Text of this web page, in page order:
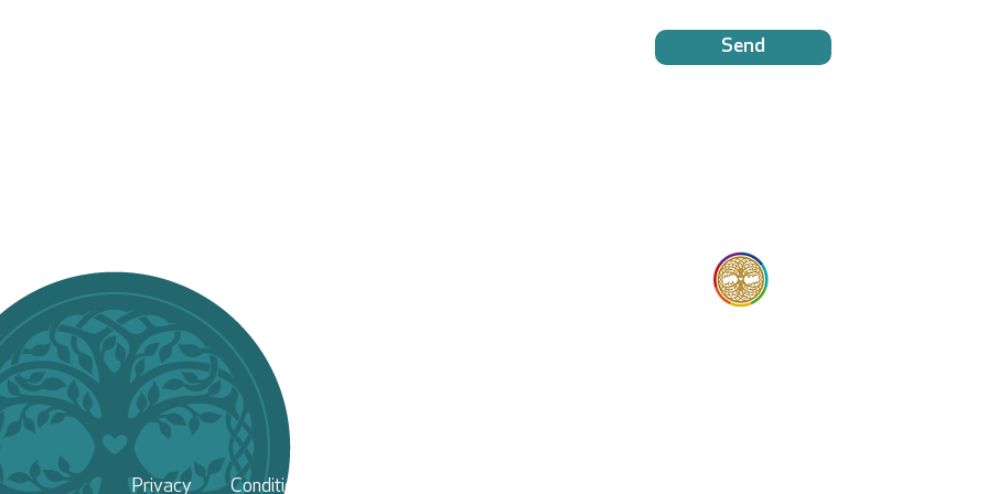
Send
Privacy Conditions